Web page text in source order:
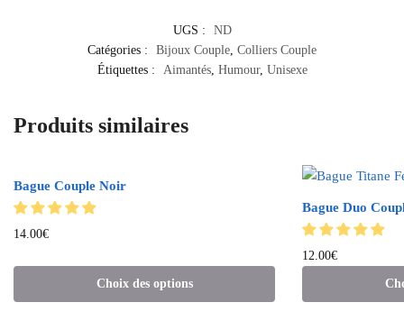
UGS :
ND
Catégories :
Bijoux Couple, Colliers Couple
Étiquettes :
Aimantés, Humour, Unisexe
Produits similaires
Bague Couple Noir
14.00€
Choix des options
Bague Duo
12.00€